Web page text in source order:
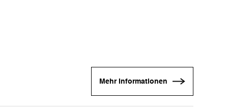
Mehr Informationen